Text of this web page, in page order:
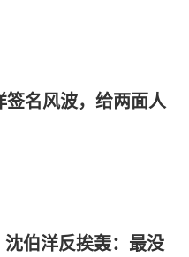
名风波，给两面人
伯洋反挨轰：最没